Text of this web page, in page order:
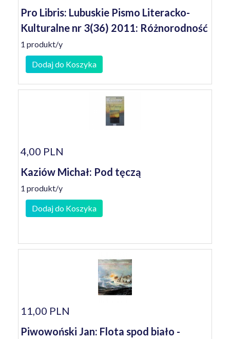
Pro Libris: Lubuskie Pismo Literacko-
Kulturalne nr 3(36) 2011: Różnorodność
1 produkt/y
Dodaj do Koszyka
4,00 PLN
Kaziów Michał: Pod tęczą
1 produkt/y
Dodaj do Koszyka
11,00 PLN
Piwowoński Jan: Flota spod biało -